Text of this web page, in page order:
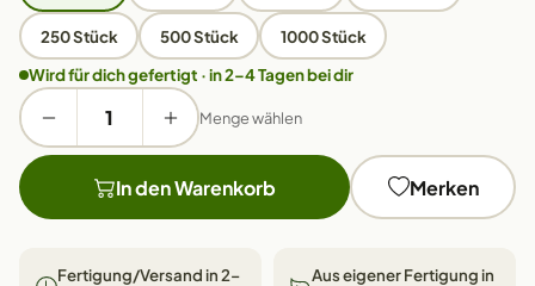
250 Stück 500 Stück
1000 Stück
Wird für dich gefertigt · in 2–4 Tagen bei dir
Menge wählen
In den Warenkorb Merken
Fertigung/Versand in 2–
Aus eigener Fertigung in